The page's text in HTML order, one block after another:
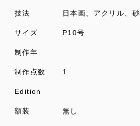
技法 日本画、アクリル、砂
サイズ P10号
制作年
制作点数 1
Edition
額装 無し